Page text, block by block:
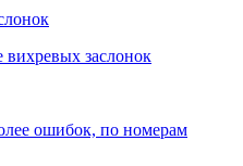
заслонок
ошибок, по номерам